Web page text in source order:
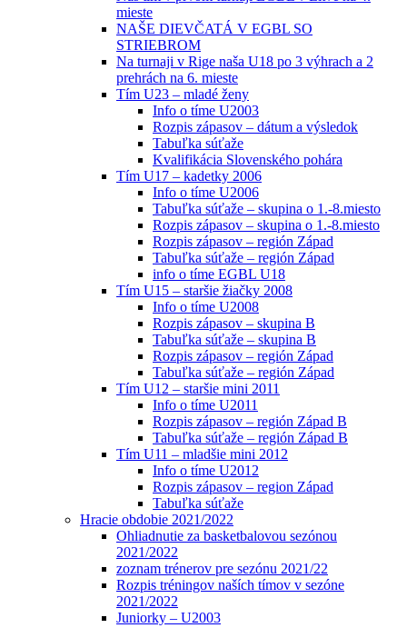
mieste
NAŠE DIEVČATÁ V EGBL SO
STRIEBROM
Na turnaji v Rige naša U18 po 3 výhrach a 2
prehrách na 6. mieste
Tím U23 – mladé ženy
Info o tíme U2003
Rozpis zápasov – dátum a výsledok
Tabuľka súťaže
Kvalifikácia Slovenského pohára
Tím U17 – kadetky 2006
Info o tíme U2006
Tabuľka súťaže – skupina o 1.-8.miesto
Rozpis zápasov – skupina o 1.-8.miesto
Rozpis zápasov – región Západ
Tabuľka súťaže – región Západ
info o tíme EGBL U18
Tím U15 – staršie žiačky 2008
Info o tíme U2008
Rozpis zápasov – skupina B
Tabuľka súťaže – skupina B
Rozpis zápasov – región Západ
Tabuľka súťaže – región Západ
Tím U12 – staršie mini 2011
Info o tíme U2011
Rozpis zápasov – región Západ B
Tabuľka súťaže – región Západ B
Tím U11 – mladšie mini 2012
Info o tíme U2012
Rozpis zápasov – region Západ
Tabuľka súťaže
Hracie obdobie 2021/2022
Ohliadnutie za basketbalovou sezónou
2021/2022
zoznam trénerov pre sezónu 2021/22
Rozpis tréningov naších tímov v sezóne
2021/2022
Juniorky – U2003